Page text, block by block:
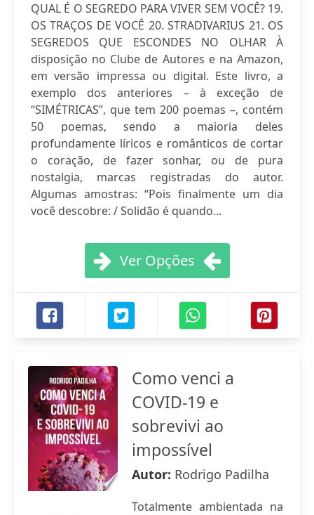
QUAL É O SEGREDO PARA VIVER SEM VOCÊ? 19.
OS TRAÇOS DE VOCÊ 20. STRADIVARIUS 21. OS
SEGREDOS QUE ESCONDES NO OLHAR À
disposição no Clube de Autores e na Amazon,
em versão impressa ou digital. Este livro, a
exemplo dos anteriores – à exceção de
“SIMÉTRICAS”, que tem 200 poemas –, contém
50 poemas, sendo a maioria deles
profundamente líricos e românticos de cortar
o coração, de fazer sonhar, ou de pura
nostalgia, marcas registradas do autor.
Algumas amostras: “Pois finalmente um dia
você descobre: / Solidão é quando...
Ver Opções
Como venci a
COVID-19 e
sobrevivi ao
impossível
Autor: Rodrigo Padilha
Totalmente ambientada na